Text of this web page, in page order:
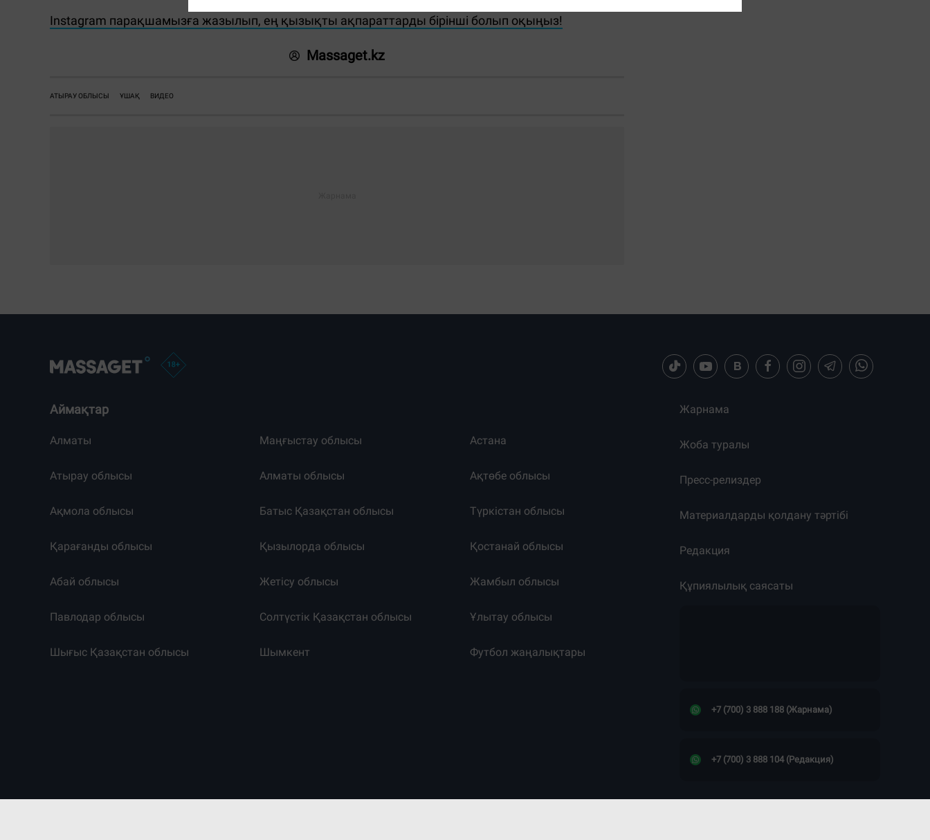
Instagram парақшамызға жазылып, ең қызықты ақпараттарды бірінші болып оқыңыз!
Massaget.kz
АТЫРАУ ОБЛЫСЫ ҰШАҚ ВИДЕО
Аймақтар
Алматы Маңғыстау облысы Астана
Атырау облысы Алматы облысы Ақтөбе облысы
Ақмола облысы Батыс Қазақстан облысы Түркістан облысы
Қарағанды облысы Қызылорда облысы Қостанай облысы
Абай облысы Жетісу облысы Жамбыл облысы
Павлодар облысы Солтүстік Қазақстан облысы Ұлытау облысы
Шығыс Қазақстан облысы Шымкент Футбол жаңалықтары
Жарнама
Жоба туралы
Пресс-релиздер
Материалдарды қолдану тәртібі
Редакция
Құпиялылық саясаты
+7 (700) 3 888 188 (Жарнама)
+7 (700) 3 888 104 (Редакция)